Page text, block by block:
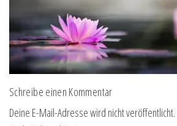
Schreibe einen Kommentar
Deine E-Mail-Adresse wird nicht veröffentlicht.